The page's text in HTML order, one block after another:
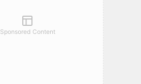
Sponsored Content